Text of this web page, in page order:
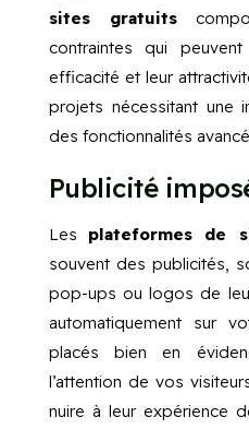
sites gratuits
contraintes qui
efficacité et leur
projets nécessitant une
des fonctionnalités
Publicité
Les plateformes de
souvent des publicités,
pop-ups ou logos de
automatiquement sur
placés bien en
l’attention de vos
nuire à leur expérience